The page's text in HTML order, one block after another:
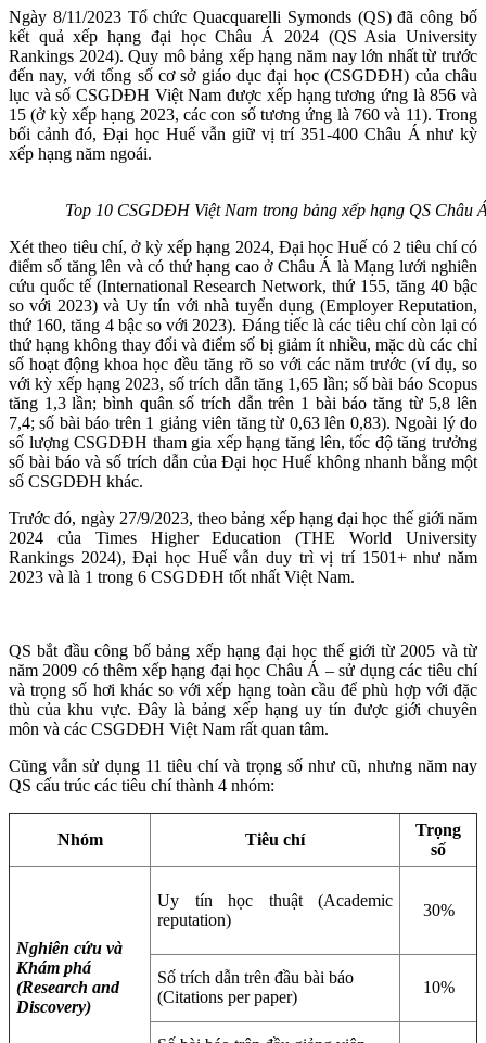
Ngày 8/11/2023 Tổ chức Quacquarelli Symonds (QS) đã công bố
kết quả xếp hạng đại học Châu Á 2024 (QS Asia University
Rankings 2024). Quy mô bảng xếp hạng năm nay lớn nhất từ trước
đến nay, với tổng số cơ sở giáo dục đại học (CSGDĐH) của châu
lục và số CSGDĐH Việt Nam được xếp hạng tương ứng là 856 và
15 (ở kỳ xếp hạng 2023, các con số tương ứng là 760 và 11). Trong
bối cảnh đó, Đại học Huế vẫn giữ vị trí 351-400 Châu Á như kỳ
xếp hạng năm ngoái.
Top 10 CSGDĐH Việt Nam trong bảng xếp hạng QS Châu
Xét theo tiêu chí, ở kỳ xếp hạng 2024, Đại học Huế có 2 tiêu chí có
điểm số tăng lên và có thứ hạng cao ở Châu Á là Mạng lưới nghiên
cứu quốc tế (International Research Network, thứ 155, tăng 40 bậc
so với 2023) và Uy tín với nhà tuyển dụng (Employer Reputation,
thứ 160, tăng 4 bậc so với 2023). Đáng tiếc là các tiêu chí còn lại có
thứ hạng không thay đổi và điểm số bị giảm ít nhiều, mặc dù các chỉ
số hoạt động khoa học đều tăng rõ so với các năm trước (ví dụ, so
với kỳ xếp hạng 2023, số trích dẫn tăng 1,65 lần; số bài báo Scopus
tăng 1,3 lần; bình quân số trích dẫn trên 1 bài báo tăng từ 5,8 lên
7,4; số bài báo trên 1 giảng viên tăng từ 0,63 lên 0,83). Ngoài lý do
số lượng CSGDĐH tham gia xếp hạng tăng lên, tốc độ tăng trưởng
số bài báo và số trích dẫn của Đại học Huế không nhanh bằng một
số CSGDĐH khác.
Trước đó, ngày 27/9/2023, theo bảng xếp hạng đại học thế giới năm
2024 của Times Higher Education (THE World University
Rankings 2024), Đại học Huế vẫn duy trì vị trí 1501+ như năm
2023 và là 1 trong 6 CSGDĐH tốt nhất Việt Nam.
QS bắt đầu công bố bảng xếp hạng đại học thế giới từ 2005 và từ
năm 2009 có thêm xếp hạng đại học Châu Á – sử dụng các tiêu chí
và trọng số hơi khác so với xếp hạng toàn cầu để phù hợp với đặc
thù của khu vực. Đây là bảng xếp hạng uy tín được giới chuyên
môn và các CSGDĐH Việt Nam rất quan tâm.
Cũng vẫn sử dụng 11 tiêu chí và trọng số như cũ, nhưng năm nay
QS cấu trúc các tiêu chí thành 4 nhóm:
Nhóm Tiêu chí
Trọng
số
Nghiên cứu và
Khám phá
(Research and
Discovery)
Uy tín học thuật (Academic
reputation)
30%
Số trích dẫn trên đầu bài báo
(Citations per paper)
10%